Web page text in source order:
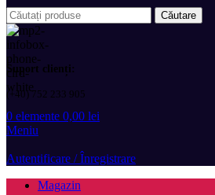
Căutare
Suport clienți:
(+40) 752 233 905
0 elemente 0,00 lei
Meniu
Autentificare / Înregistrare
Magazin